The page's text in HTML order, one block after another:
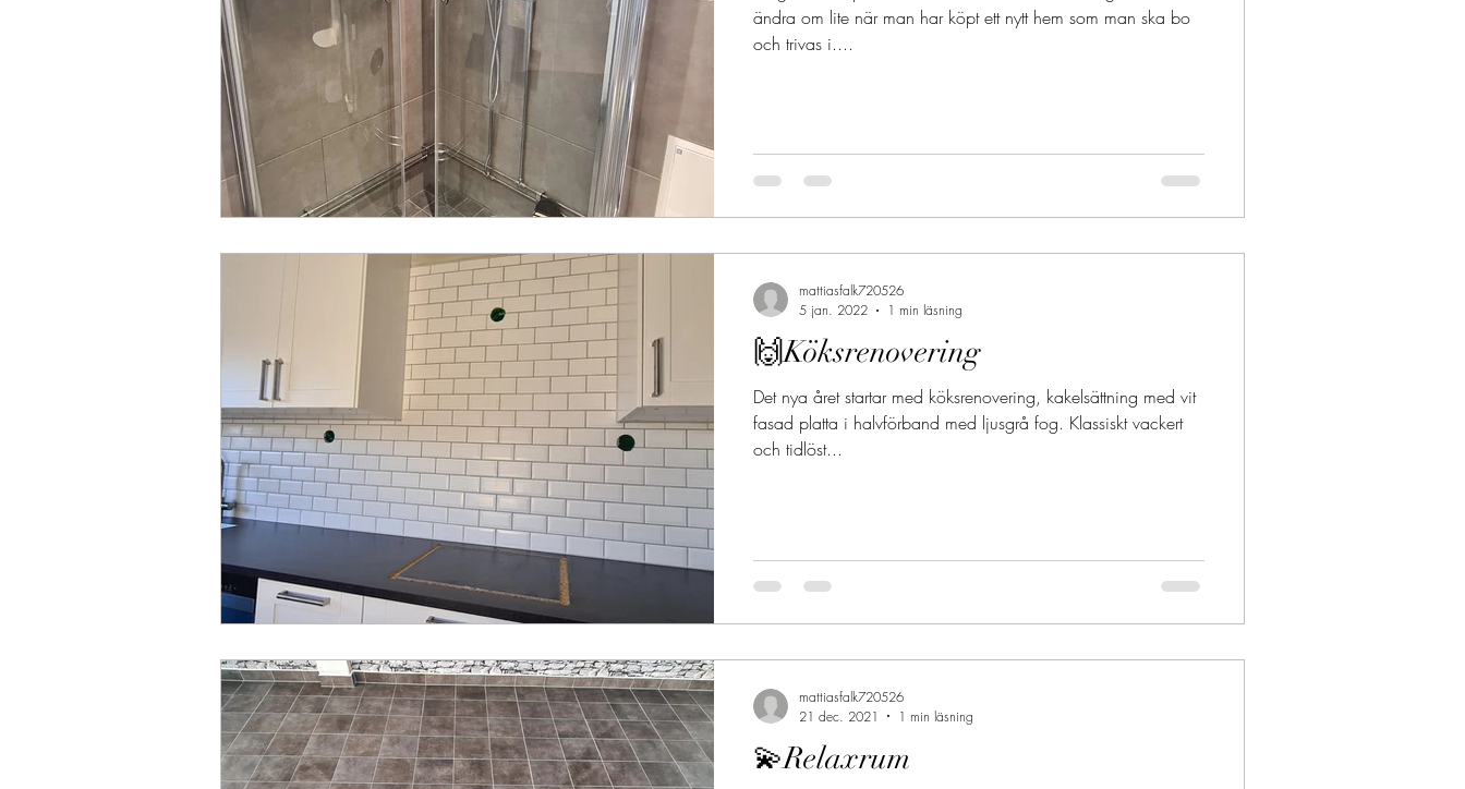
ändra om lite när man har köpt ett nytt hem som man ska bo
och trivas i....
🙌Köksrenovering
Det nya året startar med köksrenovering, kakelsättning med vit
fasad platta i halvförband med ljusgrå fog. Klassiskt vackert
och tidlöst...
mattiasfalk720526
5 jan. 2022
1 min läsning
💫Relaxrum
mattiasfalk720526
21 dec. 2021
1 min läsning